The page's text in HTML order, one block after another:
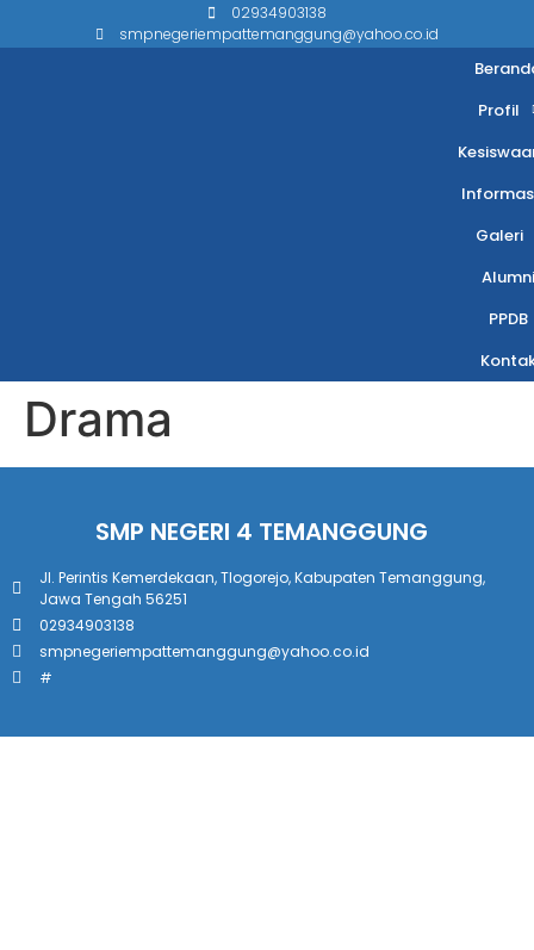
02934903138
smpnegeriempattemanggung@yahoo.co.id
Profil
Galeri
Alumni
PPDB
Drama
SMP NEGERI 4 TEMANGGUNG
Jl. Perintis Kemerdekaan, Tlogorejo, Kabupaten Temanggung,
Jawa Tengah 56251
02934903138
smpnegeriempattemanggung@yahoo.co.id
#